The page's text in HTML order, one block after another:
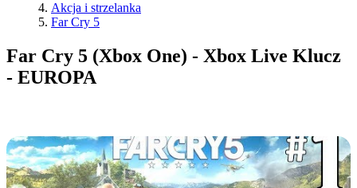
Akcja i strzelanka
Far Cry 5
Far Cry 5 (Xbox One) - Xbox Live Klucz
- EUROPA